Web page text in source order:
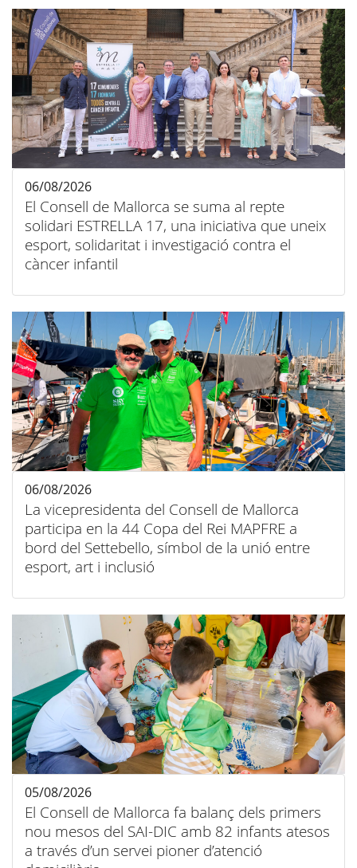
El Consell de Mallorca se suma al repte
solidari ESTRELLA 17, una iniciativa que uneix
esport, solidaritat i investigació contra el
càncer infantil
06/08/2026
La vicepresidenta del Consell de Mallorca
participa en la 44 Copa del Rei MAPFRE a
bord del Settebello, símbol de la unió entre
esport, art i inclusió
06/08/2026
El Consell de Mallorca fa balanç dels primers
nou mesos del SAI-DIC amb 82 infants atesos
a través d’un servei pioner d’atenció
05/08/2026